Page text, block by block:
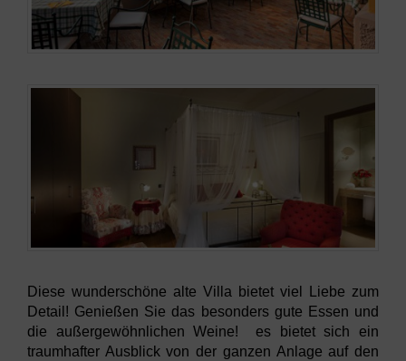
Diese wunderschöne alte Villa bietet viel Liebe zum
Detail! Genießen Sie das besonders gute Essen und
die außergewöhnlichen Weine! es bietet sich ein
traumhafter Ausblick von der ganzen Anlage auf den